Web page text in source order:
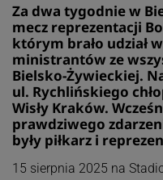
Za dwa tygodnie w
mecz reprezentacji
którym brało udział
ministrantów ze
Bielsko-Żywieckiej.
ul. Rychlińskiego
Wisły Kraków.
prawdziwego
były piłkarz i
15 sierpnia 2025 na